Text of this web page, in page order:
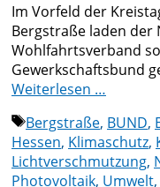
Im Vorfeld der
Bergstraße laden der
Wohlfahrtsverband
Gewerkschaftsbund
Weiterlesen …
Schlagwörter
Bergstraße, BUND,
Hessen, Klimaschutz,
Lichtverschmutzung,
Photovoltaik, Umwelt,